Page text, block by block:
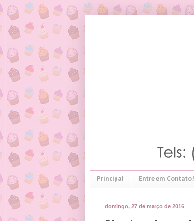
Principal Entre em Contato!
domingo, 27 de março de 2016